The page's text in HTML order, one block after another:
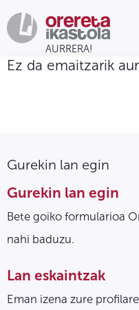
Ez da emaitzarik
Gurekin lan egin
Gurekin lan egin
Bete goiko formularioa
nahi baduzu.
Lan eskaintzak
Eman izena zure